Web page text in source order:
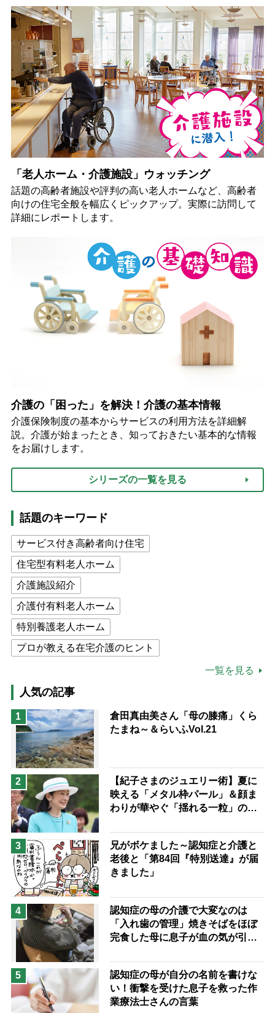
「老人ホーム・介護施設」ウォッチング
話題の高齢者施設や評判の高い老人ホームなど、高齢者
向けの住宅全般を幅広くピックアップ。実際に訪問して
詳細にレポートします。
介護の「困った」を解決！介護の基本情報
介護保険制度の基本からサービスの利用方法を詳細解
説。介護が始まったとき、知っておきたい基本的な情報
をお届けします。
シリーズの一覧を見る
話題のキーワード
サービス付き高齢者向け住宅
住宅型有料老人ホーム
介護施設紹介
介護付有料老人ホーム
特別養護老人ホーム
プロが教える在宅介護のヒント
高木ブー
ケアマネジャー
猫が母になつきません
息子の遠距離介護サバイバル術
兄がボケました
予防法
一覧を見る
人気の記事
1
倉田真由美さん「母の膝痛」くら
たまね～＆らいふVol.21
2
【紀子さまのジュエリー術】夏に
映える「メタル枠パール」＆顔ま
わりが華やぐ「揺れる一粒」の使
3
兄がボケました～認知症と介護と
老後と「第84回『特別送達』が届
きました」
4
認知症の母の介護で大変なのは
「入れ歯の管理」焼きそばをほぼ
完食した母に息子が血の気が引い
5
認知症の母が自分の名前を書けな
い！衝撃を受けた息子を救った作
業療法士さんの言葉